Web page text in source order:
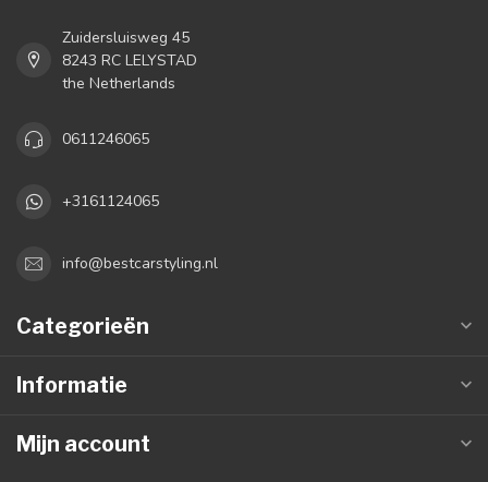
Zuidersluisweg 45
8243 RC LELYSTAD
the Netherlands
0611246065
+3161124065
info@bestcarstyling.nl
Categorieën
Informatie
Mijn account